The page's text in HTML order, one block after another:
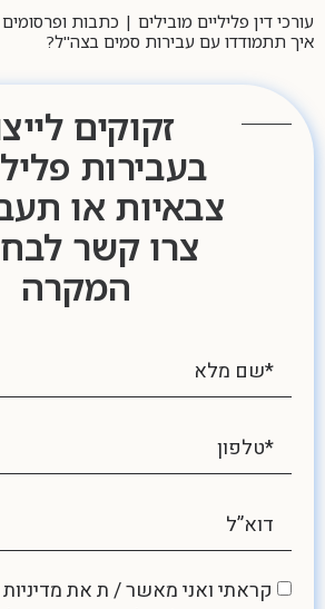
עורכי דין פליליים מובילים | כתבות ופרסומים
איך תתמודדו עם עבירות סמים בצה"ל?
זקוקים
בעבירות
צבאיות או
צרו קשר
המקרה
קראתי ואני מאשר / ת את